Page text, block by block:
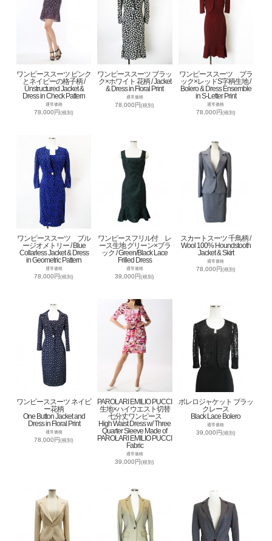
ワンピーススーツ ピンク
とネイビーの格子柄 /
Unstructured Jacket &
Dress in Check Pattern
通常価格
78,000円(税別)
ワンピーススーツ ブラッ
ク×ホワイト 花柄 / Jacket
& Dress in Floral Print
通常価格
78,000円(税別)
ワンピーススーツ ブラ
ック×レッドS字柄生地 /
Bolero & Dress Ensemble
in S-Letter Print
通常価格
78,000円(税別)
ワンピーススーツ ブル
ージオメトリー / Blue
Collarless Jacket & Dress
in Geometric Pattern
通常価格
78,000円(税別)
ワンピースフリル付 レ
ース生地 グリーン×ブラ
ック / Green/Black Lace
Frilled Dress
通常価格
39,000円(税別)
スカートスーツ 千鳥柄 /
Wool 100% Houndstooth
Jacket & Skirt
通常価格
78,000円(税別)
ワンピーススーツ ネイビ
ー花柄
One Button Jacket and
Dress in Floral Print
通常価格
78,000円(税別)
PAROLARI EMILIO PUCCI
生地×ハイウエスト切替
七分丈ワンピース
High Waist Dress w/ Three
Quarter Sleeve Made of
PAROLARI EMILIO PUCCI
Fabric
通常価格
39,000円(税別)
ボレロジャケット ブラッ
クレース
Black Lace Bolero
通常価格
39,000円(税別)